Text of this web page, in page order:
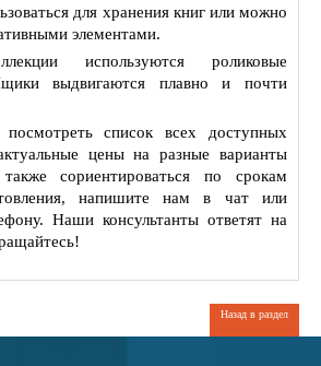
для хранения книг или можно
элементами.
используются роликовые
выдвигаются плавно и почти
список всех доступных
цены на разные варианты
сориентироваться по срокам
напишите нам в чат или
Наши консультанты ответят на
Назад в раздел